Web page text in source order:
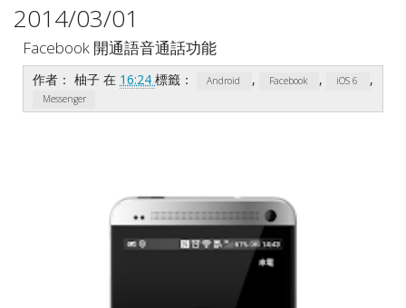
2014/03/01
Facebook 開通語音通話功能
作者： 柚子 在 16:24 標籤： Android , Facebook , iOS 6 ,
Messenger